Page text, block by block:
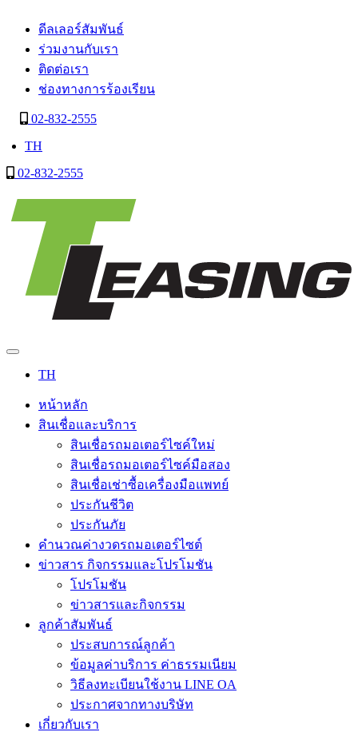
ดีลเลอร์สัมพันธ์
ร่วมงานกับเรา
ติดต่อเรา
ช่องทางการร้องเรียน
02-832-2555
TH
02-832-2555
TH
หน้าหลัก
สินเชื่อและบริการ
สินเชื่อรถมอเตอร์ไซค์ใหม่
สินเชื่อรถมอเตอร์ไซค์มือสอง
สินเชื่อเช่าซื้อเครื่องมือแพทย์
ประกันชีวิต
ประกันภัย
คำนวณค่างวดรถมอเตอร์ไซต์
ข่าวสาร กิจกรรมและโปรโมชัน
โปรโมชัน
ข่าวสารและกิจกรรม
ลูกค้าสัมพันธ์
ประสบการณ์ลูกค้า
ข้อมูลค่าบริการ ค่าธรรมเนียม
วิธีลงทะเบียนใช้งาน LINE OA
ประกาศจากทางบริษัท
เกี่ยวกับเรา